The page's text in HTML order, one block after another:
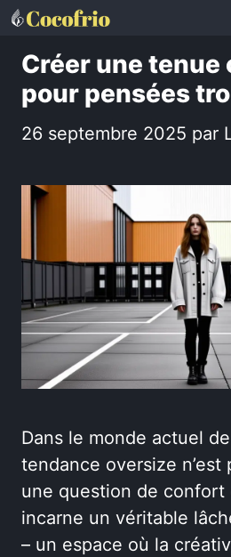
Aller
contenu
Créer une tenue
pour pensées
26 septembre 2025 par
Dans le monde actuel
tendance oversize n’est
une question de confort
incarne un véritable
– un espace où la